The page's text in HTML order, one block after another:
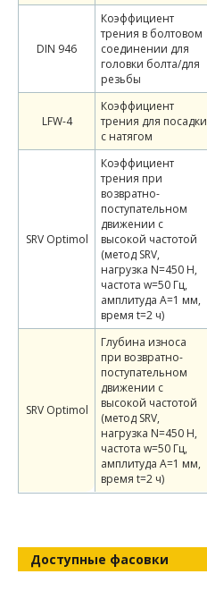
DIN 946
Коэффициент
трения в болтовом
соединении для
головки болта/для
резьбы
LFW-4
Коэффициент
трения для посадки
с натягом
SRV Optimol
Коэффициент
трения при
возвратно-
поступательном
движении с
высокой частотой
(метод SRV,
нагрузка N=450 H,
частота w=50 Гц,
амплитуда A=1 мм,
время t=2 ч)
SRV Optimol
Глубина износа
при возвратно-
поступательном
движении с
высокой частотой
(метод SRV,
нагрузка N=450 H,
частота w=50 Гц,
амплитуда A=1 мм,
время t=2 ч)
Доступные фасовки